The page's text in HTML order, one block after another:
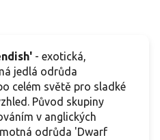
- exotická,
jedlá odrůda
celém světě pro sladké
Původ skupiny
v anglických
odrůda 'Dwarf